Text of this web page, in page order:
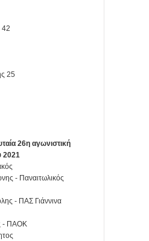
42
25
26η αγωνιστική
2021
- Παναιτωλικός
- ΠΑΣ Γιάννινα
- ΠΑΟΚ